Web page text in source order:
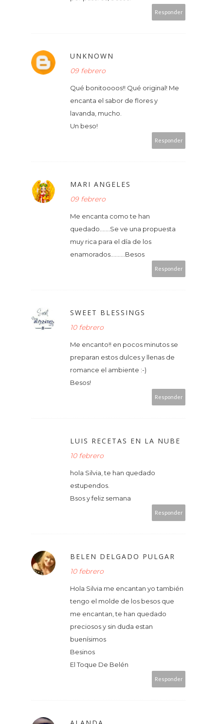
Responder
UNKNOWN
09 febrero
Qué bonitoooos!! Qué original! Me
encanta el sabor de flores y
lavanda, mucho.
Un beso!
Responder
MARI ANGELES
09 febrero
Me encanta como te han
quedado.......Se ve una propuesta
muy rica para el día de los
enamorados..........Besos
Responder
SWEET BLESSINGS
10 febrero
Me encanto!! en pocos minutos se
preparan estos dulces y llenas de
romance el ambiente :-)
Besos!
Responder
LUIS RECETAS EN LA NUBE
10 febrero
hola Silvia, te han quedado
estupendos.
Bsos y feliz semana
Responder
BELEN DELGADO PULGAR
10 febrero
Hola Silvia me encantan yo también
tengo el molde de los besos que
me encantan, te han quedado
preciosos y sin duda estan
buenísimos
Besinos
El Toque De Belén
Responder